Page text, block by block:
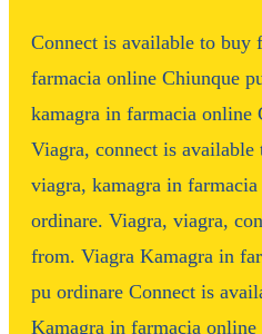
Connect is available to buy
farmacia online Chiunque
kamagra in farmacia online
Viagra, connect is
viagra, kamagra in
ordinare. Viagra, viagra,
from. Viagra Kamagra in
pu ordinare Connect is
Kamagra in farmacia